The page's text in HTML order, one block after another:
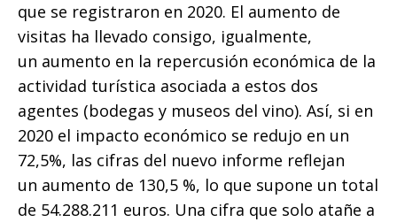
que se registraron en 2020. El aumento de
visitas ha llevado consigo, igualmente,
un aumento en la repercusión económica de la
actividad turística asociada a estos dos
agentes (bodegas y museos del vino). Así, si en
2020 el impacto económico se redujo en un
72,5%, las cifras del nuevo informe reflejan
un aumento de 130,5 %, lo que supone un total
de 54.288.211 euros. Una cifra que solo atañe a